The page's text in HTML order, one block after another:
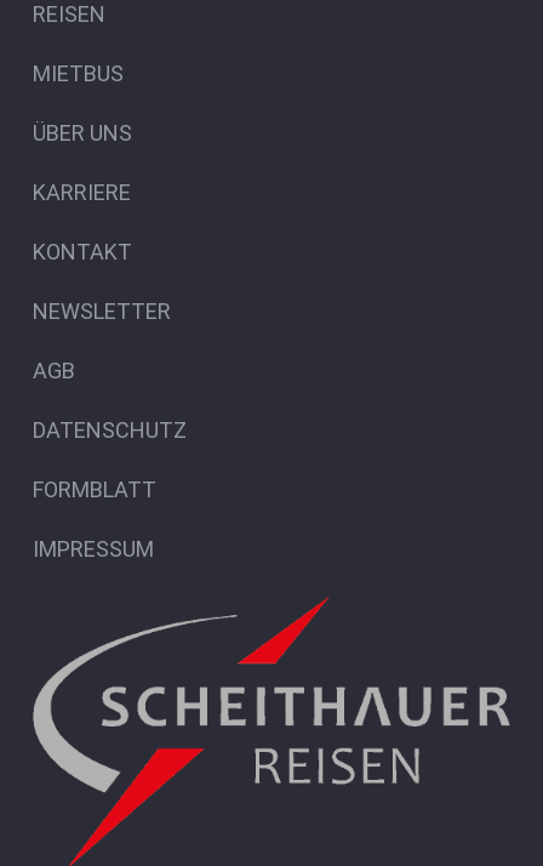
REISEN
MIETBUS
ÜBER UNS
KARRIERE
KONTAKT
NEWSLETTER
AGB
DATENSCHUTZ
FORMBLATT
IMPRESSUM